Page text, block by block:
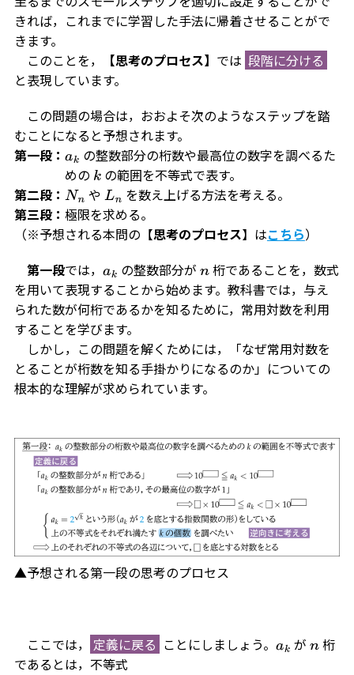
きれば，これまでに学習した手法に帰着させることがで
きます。
このことを，
【思考のプロセス】 では 段階に分ける
と表現しています。
この問題の場合は，おおよそ次のようなステップを踏
むことになると予想されます。
第一段： ak の整数部分の桁数や最高位の数字を調べるた
めの k の範囲を不等式で表す。
第二段： Nn や Ln を数え上げる方法を考える。
第三段： 極限を求める。
（※予想される本問の【思考のプロセス】はこちら）
第一段では， ak の整数部分がn桁であることを，数式
を用いて表現することから始めます。教科書では，与え
られた数が何桁であるかを知るために，常用対数を利用
することを学びます。
しかし，この問題を解くためには，「なぜ常用対数を
とることが桁数を知る手掛かりになるのか」についての
根本的な理解が求められています。
▲予想される第一段の思考のプロセス
ここでは， 定義に戻る ことにしましょう。 ak がn桁
であるとは，不等式